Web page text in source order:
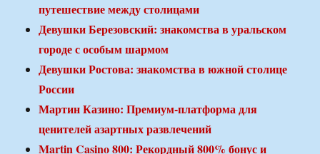
путешествие между столицами
Девушки Березовский: знакомства в уральском
городе с особым шармом
Девушки Ростова: знакомства в южной столице
России
Мартин Казино: Премиум-платформа для
ценителей азартных развлечений
Martin Casino 800: Рекордный 800% бонус и